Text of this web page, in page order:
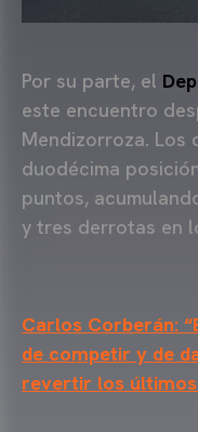
Por su parte, el
este encuentro
Mendizorroza. Los
duodécima
puntos,
y tres derrotas en
Carlos Corberán:
de competir y de
revertir los